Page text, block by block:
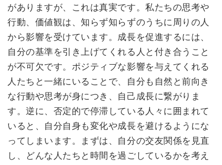
がありますが、これは真実です。私たちの思考や
行動、価値観は、知らず知らずのうちに周りの人
から影響を受けています。成長を促進するには、
自分の基準を引き上げてくれる人と付き合うこと
が不可欠です。ポジティブな影響を与えてくれる
人たちと一緒にいることで、自分も自然と前向き
な行動や思考が身につき、自己成長に繋がりま
す。逆に、否定的で停滞している人々に囲まれて
いると、自分自身も変化や成長を避けるようにな
ってしまいます。まずは、自分の交友関係を見直
し、どんな人たちと時間を過ごしているかを考え